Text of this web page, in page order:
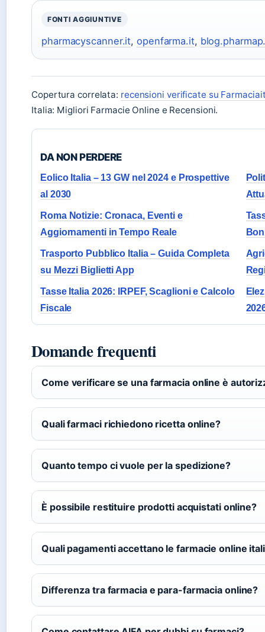
FONTI AGGIUNTIVE
pharmacyscanner.it,openfarma.it,
Copertura correlata: recensioni verificate su
Italia: Migliori Farmacie Online e Recensioni.
DA NON PERDERE
Eolico Italia – 13 GW nel 2024 e Prospettive
al 2030
Roma Notizie: Cronaca, Eventi e
Aggiornamenti in Tempo Reale
Trasporto Pubblico Italia – Guida Completa
su Mezzi Biglietti App
Tasse Italia 2026: IRPEF, Scaglioni e Calcolo
Fiscale
Domande frequenti
Come verificare se una farmacia online è
Quali farmaci richiedono ricetta online?
Quanto tempo ci vuole per la spedizione?
È possibile restituire prodotti acquistati online?
Quali pagamenti accettano le farmacie online
Differenza tra farmacia e para-farmacia online?